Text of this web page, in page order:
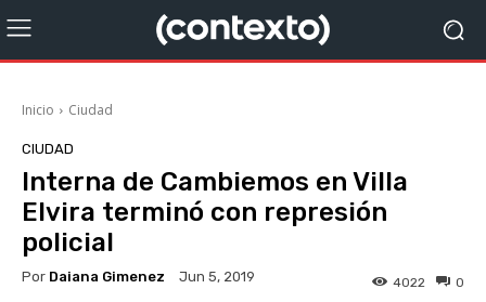
Inicio Ciudad
CIUDAD
Interna de Cambiemos en Villa
Elvira terminó con represión
policial
Por Daiana Gimenez Jun 5, 2019 0
4022